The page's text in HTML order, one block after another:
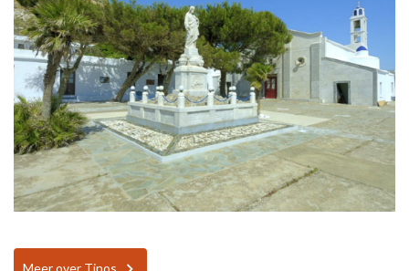
Meer over Tinos